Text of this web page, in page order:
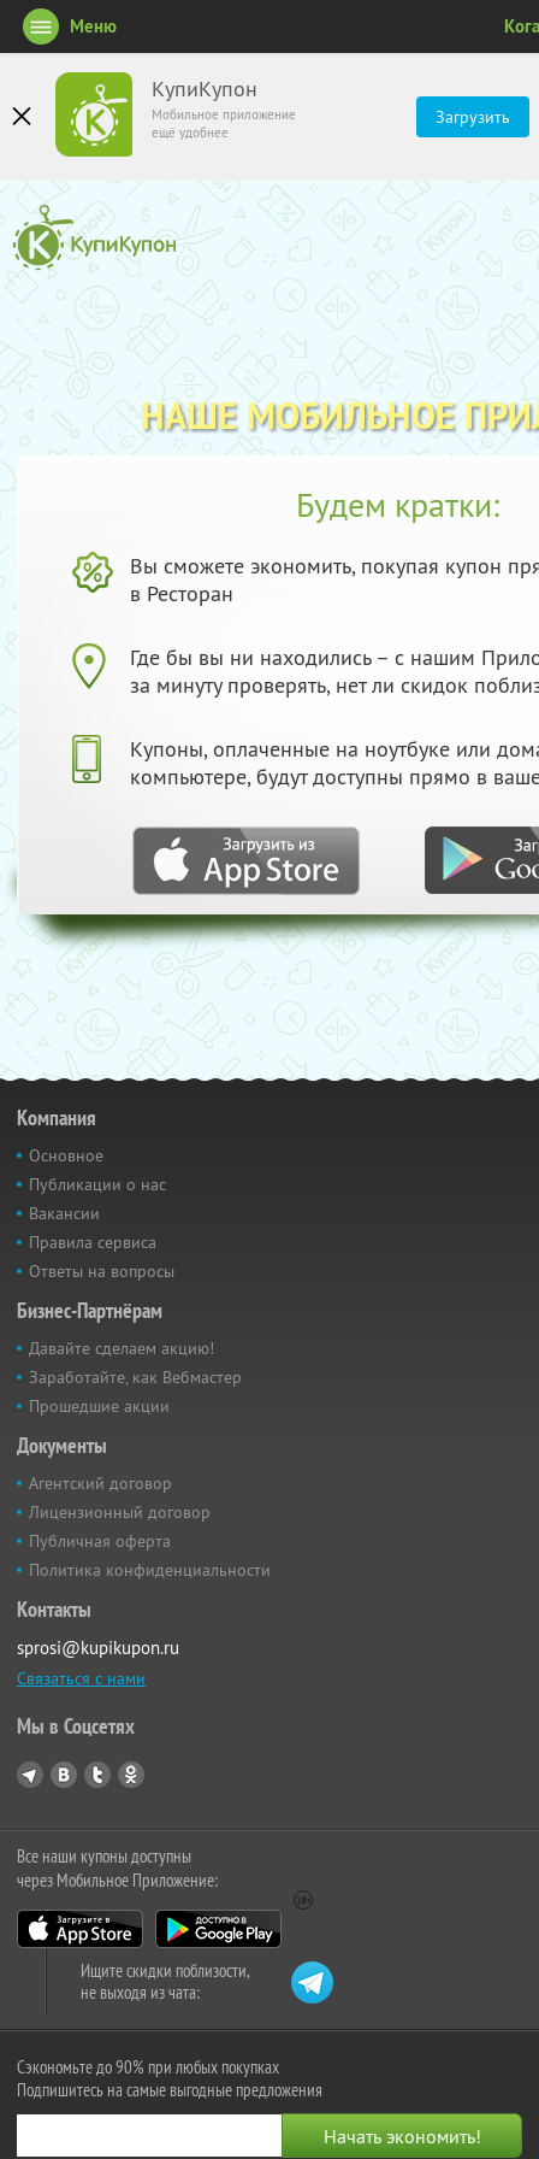
КупиКупон
Мобильное приложение
ещё удобнее
Загрузить
Меню
НАШЕ МОБИЛЬНОЕ
Будем кратки:
Вы сможете экономить, покупая купон
в Ресторан
Где бы вы ни находились – с нашим
за минуту проверять, нет ли скидок
Купоны, оплаченные на ноутбуке или
компьютере, будут доступны прямо в
Компания
Основное
Публикации о нас
Вакансии
Правила сервиса
Ответы на вопросы
Бизнес-Партнёрам
Давайте сделаем акцию!
Заработайте, как Вебмастер
Прошедшие акции
Документы
Агентский договор
Лицензионный договор
Публичная оферта
Политика конфиденциальности
Контакты
sprosi@kupikupon.ru
Связаться с нами
Мы в Соцсетях
Все наши купоны доступны
через Мобильное Приложение:
Ищите скидки поблизости,
не выходя из чата:
Сэкономьте до 90% при любых покупках
Подпишитесь на самые выгодные предложения